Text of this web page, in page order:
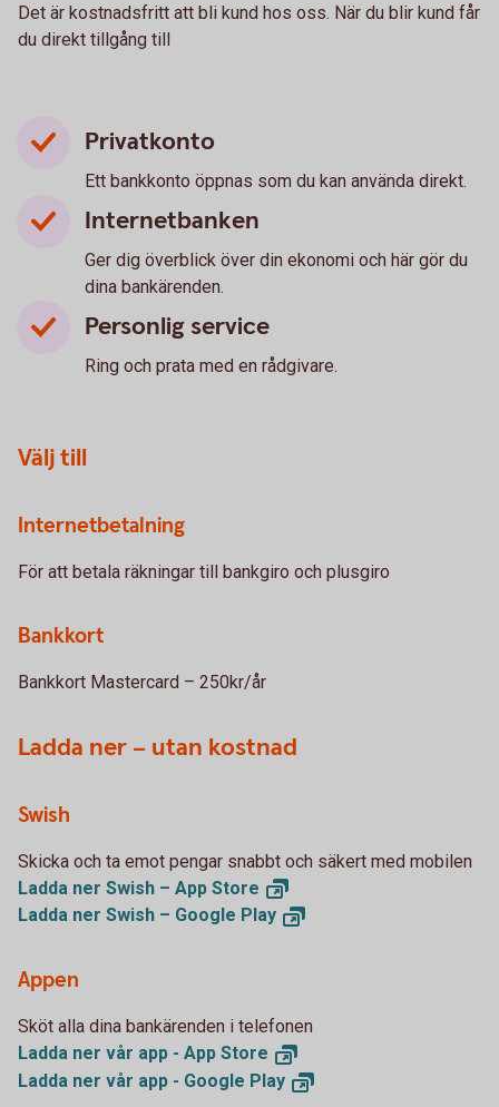
Det är kostnadsfritt att bli kund hos oss. När du blir kund får
du direkt tillgång till
Privatkonto
Ett bankkonto öppnas som du kan använda direkt.
Internetbanken
Ger dig överblick över din ekonomi och här gör du
dina bankärenden.
Personlig service
Ring och prata med en rådgivare.
Välj till
Internetbetalning
För att betala räkningar till bankgiro och plusgiro
Bankkort
Bankkort Mastercard – 250kr/år
Ladda ner – utan kostnad
Swish
Skicka och ta emot pengar snabbt och säkert med mobilen
Ladda ner Swish – App Store
Ladda ner Swish – Google Play
Appen
Sköt alla dina bankärenden i telefonen
Ladda ner vår app - App Store
Ladda ner vår app - Google Play